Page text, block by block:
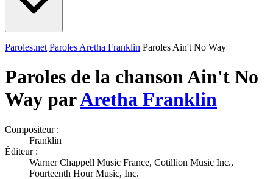
Paroles.net Paroles Aretha Franklin Paroles Ain't No Way
Paroles de la chanson Ain't No
Way parAretha Franklin
Compositeur :
Franklin
Éditeur :
Warner Chappell Music France, Cotillion Music Inc.,
Fourteenth Hour Music, Inc.